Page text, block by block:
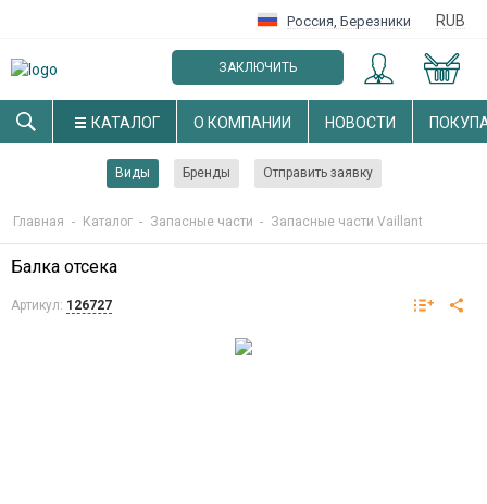
Россия, Березники RUB
ЗАКЛЮЧИТЬ
ОПТОВЫЙ ДОГОВОР
КАТАЛОГ О КОМПАНИИ НОВОСТИ
Виды Бренды Отправить заявку
Главная - Каталог - Запасные части - Запасные части Vaillant
Балка отсека
Артикул: 126727